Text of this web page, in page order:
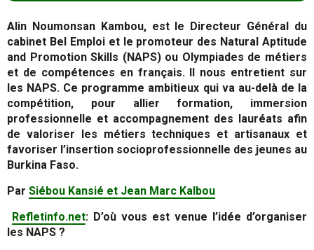
Alin Noumonsan Kambou, est le Directeur Général du
cabinet Bel Emploi et le promoteur des Natural Aptitude
and Promotion Skills (NAPS) ou Olympiades de métiers
et de compétences en français. Il nous entretient sur
les NAPS. Ce programme ambitieux qui va au-delà de la
compétition, pour allier formation, immersion
professionnelle et accompagnement des lauréats afin
de valoriser les métiers techniques et artisanaux et
favoriser l’insertion socioprofessionnelle des jeunes au
Burkina Faso.
Par Siébou Kansié et Jean Marc Kalbou
Refletinfo.net: D’où vous est venue l’idée d’organiser
les NAPS ?